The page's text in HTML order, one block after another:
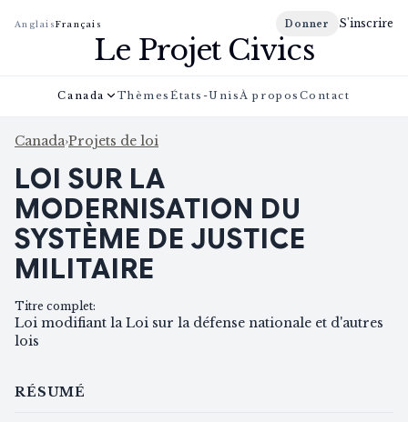
AnglaisFrançais Donner S'inscrire
Le Projet Civics
Canada Thèmes États-Unis À propos Contact
Canada›Projets de loi
LOI SUR LA
MODERNISATION DU
SYSTÈME DE JUSTICE
MILITAIRE
Titre complet:
Loi modifiant la Loi sur la défense nationale et d'autres
lois
RÉSUMÉ